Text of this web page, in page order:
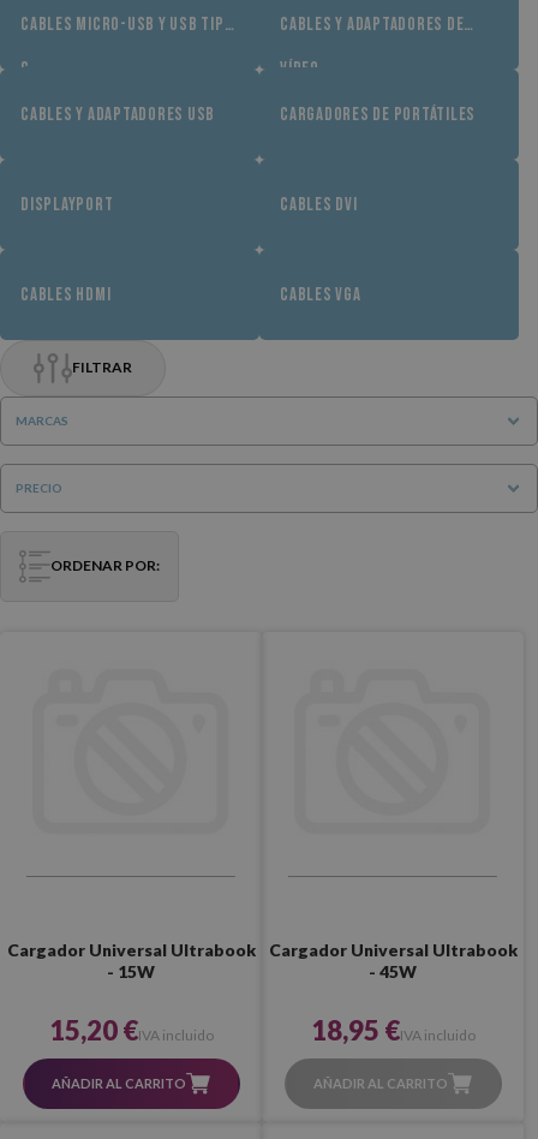
CABLES MICRO-USB Y USB TIPO
C
CABLES Y ADAPTADORES DE
VÍDEO
CABLES Y ADAPTADORES USB
CARGADORES DE PORTÁTILES
DISPLAYPORT CABLES DVI
CABLES HDMI CABLES VGA
FILTRAR
MARCAS
PRECIO
ORDENAR POR:
Cargador Universal Ultrabook
- 15W
15,20 €IVA incluido
AÑADIR AL CARRITO
Cargador Universal Ultrabook
- 45W
18,95 €IVA incluido
AÑADIR AL CARRITO